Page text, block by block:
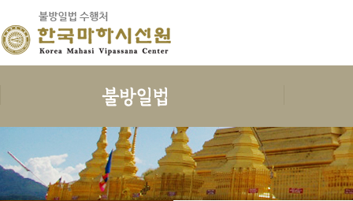
보시의 정의
보시의 이익
지계
삼귀의
삼보공덕
수행
예불독송
청법
한국마하
인사말
연혁